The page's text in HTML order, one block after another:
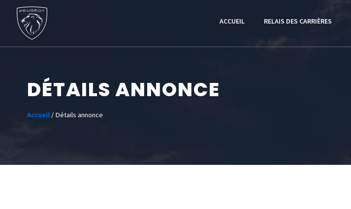
ACCUEIL RELAIS DES CARRIÈRES
DÉTAILS ANNONCE
Accueil / Détails annonce